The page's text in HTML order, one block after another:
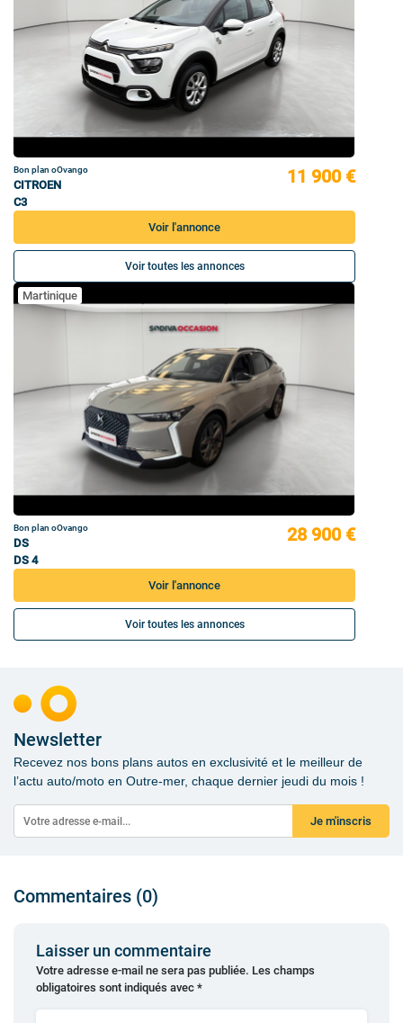
Bon plan oOvango
CITROEN
C3
11 900 €
Voir l'annonce
Voir toutes les annonces
Martinique
Bon plan oOvango
DS
DS 4
28 900 €
Voir l'annonce
Voir toutes les annonces
Newsletter
Recevez nos bons plans autos en exclusivité et le meilleur de
l’actu auto/moto en Outre-mer, chaque dernier jeudi du mois !
Je m'inscris
Commentaires (0)
Laisser un commentaire
Votre adresse e-mail ne sera pas publiée. Les champs
obligatoires sont indiqués avec *